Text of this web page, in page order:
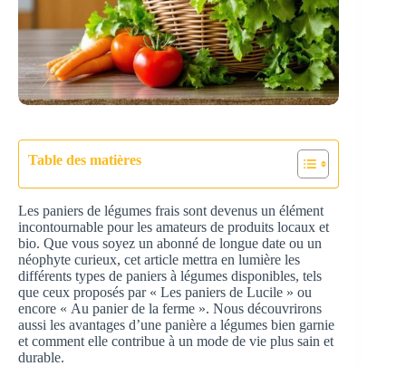
Table des matières
Les paniers de légumes frais sont devenus un élément
incontournable pour les amateurs de produits locaux et
bio. Que vous soyez un abonné de longue date ou un
néophyte curieux, cet article mettra en lumière les
différents types de paniers à légumes disponibles, tels
que ceux proposés par « Les paniers de Lucile » ou
encore « Au panier de la ferme ». Nous découvrirons
aussi les avantages d’une panière a légumes bien garnie
et comment elle contribue à un mode de vie plus sain et
durable.